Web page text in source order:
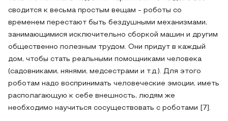
сводится к весьма простым вещам - роботы со
временем перестают быть бездушными механизмами,
занимающимися исключительно сборкой машин и другим
общественно полезным трудом. Они придут в каждый
дом, чтобы стать реальными помощниками человека
(садовниками, нянями, медсестрами и т.д.). Для этого
роботам надо воспринимать человеческие эмоции, иметь
располагающую к себе внешность, людям же
необходимо научиться сосуществовать с роботами [7].